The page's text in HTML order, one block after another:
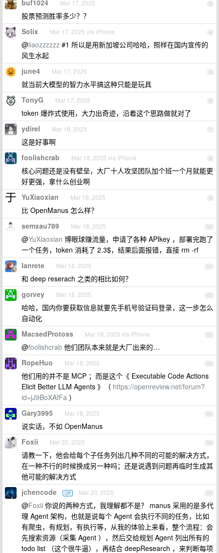
3
buf1024 Mar 17, 2025
股票预测胜率多少？？
4
Solix Mar 17, 2025 via iPhone
@liaozzzzzz #1 所以是用新加坡公司哈哈，照样在国内宣传的
风生水起
5
june4 Mar 17, 2025
就当前大模型的智力水平搞这种只能是玩具
6
TonyG Mar 17, 2025
token 爆炸式使用，大力出奇迹，沿着这个思路做就对了
7
ydirel Mar 18, 2025
这是好事啊
8
foolishcrab Mar 18, 2025 via iPhone
核心问题还是没有壁垒，大厂十人攻坚团队加个班一个月就能更
好更强，拿什么创业啊
9
YuXiaoxian Mar 18, 2025
比 OpenManus 怎么样？
10
semxau789 Mar 18, 2025
@YuXiaoxian 博眼球赚流量，申请了各种 APIkey ，部署完跑了
一个任务，token 消耗了 2.3$，结果后面报错，直接 rm -rf
11
lanrete Mar 18, 2025
和 deep reserach 之类的相比如何？
12
gorvey Mar 18, 2025
哈哈，国内你要获取信息就要先手机号验证码登录，这一步怎么
自动化
13
MacsedProtoss Mar 18, 2025 via iPhone
@foolishcrab 他们团队本来就是大厂出来的…
14
RopeHuo Mar 18, 2025
他们用的并不是 MCP ；而是这个《 Executable Code Actions
Elicit Better LLM Agents 》（ https://openreview.net/forum?
id=jJ9BoXAfFa ）
15
Gary3995 Mar 18, 2025
说实话，不如 OpenManus
16
Foxii Mar 20, 2025
请教一下，他会给每个子任务列出几种不同的可能的解决方式，
在一种不行的时候换成另一种吗；还是说遇到问题再临时生成其
他可能的解决方式
17
jchencode OP Mar 20, 2025
@Foxii 你说的两种方式，我理解都不是？ manus 采用的是多代
理 Agent 架构，也就是说每个 Agent 会执行不同的任务，比如
有爬虫，有规划，有执行等，从我的体验上来看，整个流程：会
先搜索资源（采集 Agent ），然后交给规划 Agent 列出所有的
todo list （这个很牛逼），再结合 deepResearch ，来判断每项